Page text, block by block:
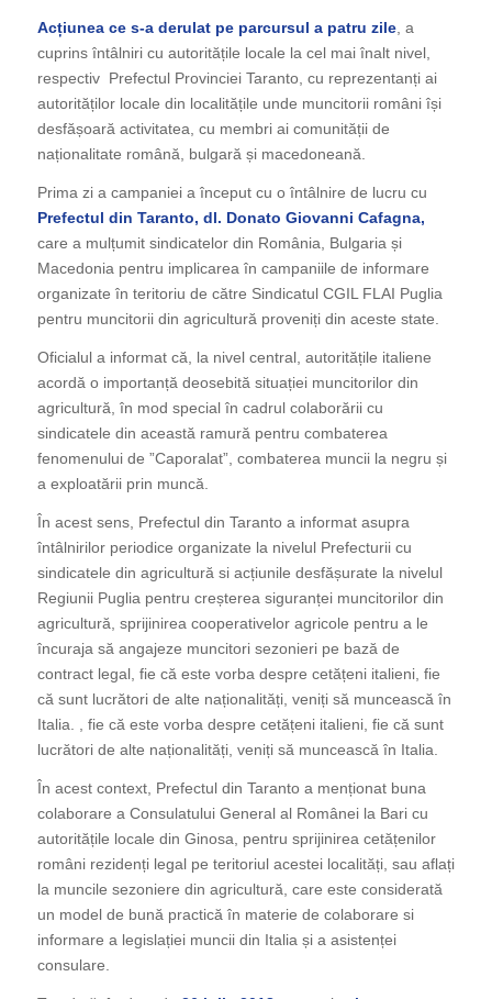
Acțiunea ce s-a derulat pe parcursul a patru zile, a
cuprins întâlniri cu autoritățile locale la cel mai înalt nivel,
respectiv Prefectul Provinciei Taranto, cu reprezentanți ai
autorităților locale din localitățile unde muncitorii români își
desfășoară activitatea, cu membri ai comunității de
naționalitate română, bulgară și macedoneană.
Prima zi a campaniei a început cu o întâlnire de lucru cu
Prefectul din Taranto, dl. Donato Giovanni Cafagna,
care a mulțumit sindicatelor din România, Bulgaria și
Macedonia pentru implicarea în campaniile de informare
organizate în teritoriu de către Sindicatul CGIL FLAI Puglia
pentru muncitorii din agricultură proveniți din aceste state.
Oficialul a informat că, la nivel central, autoritățile italiene
acordă o importanță deosebită situației muncitorilor din
agricultură, în mod special în cadrul colaborării cu
sindicatele din această ramură pentru combaterea
fenomenului de ”Caporalat”, combaterea muncii la negru și
a exploatării prin muncă.
În acest sens, Prefectul din Taranto a informat asupra
întâlnirilor periodice organizate la nivelul Prefecturii cu
sindicatele din agricultură si acțiunile desfășurate la nivelul
Regiunii Puglia pentru creșterea siguranței muncitorilor din
agricultură, sprijinirea cooperativelor agricole pentru a le
încuraja să angajeze muncitori sezonieri pe bază de
contract legal, fie că este vorba despre cetățeni italieni, fie
că sunt lucrători de alte naționalități, veniți să muncească în
Italia. , fie că este vorba despre cetățeni italieni, fie că sunt
lucrători de alte naționalități, veniți să muncească în Italia.
În acest context, Prefectul din Taranto a menționat buna
colaborare a Consulatului General al Românei la Bari cu
autoritățile locale din Ginosa, pentru sprijinirea cetățenilor
români rezidenți legal pe teritoriul acestei localități, sau aflați
la muncile sezoniere din agricultură, care este considerată
un model de bună practică în materie de colaborare si
informare a legislației muncii din Italia și a asistenței
consulare.